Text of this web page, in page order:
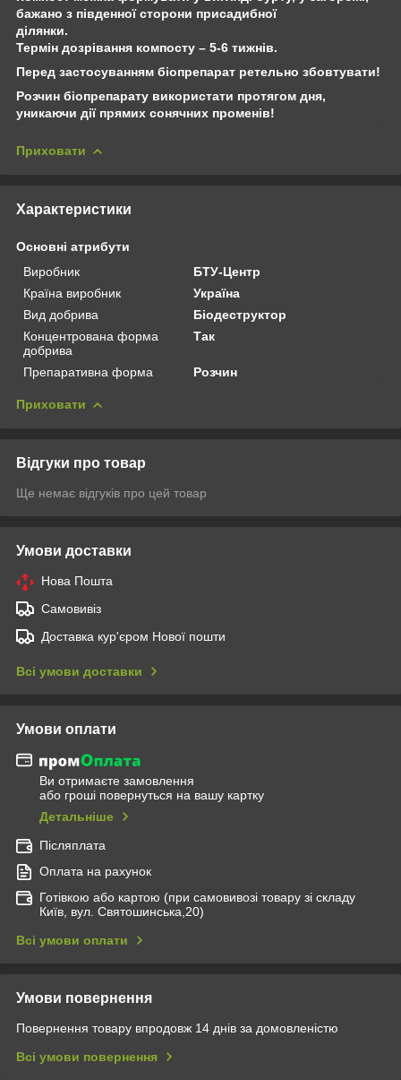
бажано з південної сторони присадибної
ділянки.
Термін дозрівання компосту – 5-6 тижнів.
Перед застосуванням біопрепарат ретельно збовтувати!
Розчин біопрепарату використати протягом дня,
уникаючи дії прямих сонячних променів!
Приховати
Характеристики
Основні атрибути
Виробник
БТУ-Центр
Країна виробник
Україна
Вид добрива
Біодеструктор
Концентрована форма
добрива
Так
Препаративна форма Розчин
Приховати
Відгуки про товар
Ще немає відгуків про цей товар
Умови доставки
Нова Пошта
Самовивіз
Доставка кур'єром Нової пошти
Всі умови доставки
Умови оплати
Ви отримаєте замовлення
або гроші повернуться на вашу картку
Детальніше
Післяплата
Оплата на рахунок
Готівкою або картою (при самовивозі товару зі складу
Київ, вул. Святошинська,20)
Всі умови оплати
Умови повернення
Повернення товару впродовж 14 днів за домовленістю
Всі умови повернення